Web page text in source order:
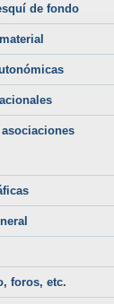
de fondo
foros, etc.